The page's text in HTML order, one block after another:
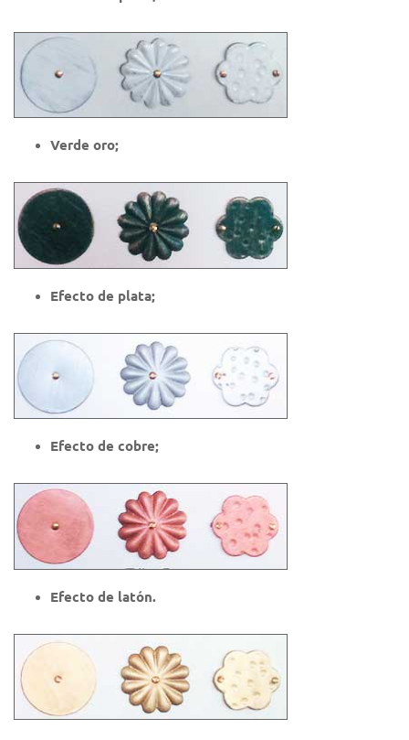
Verde oro;
Efecto de plata;
Efecto de cobre;
Efecto de latón.